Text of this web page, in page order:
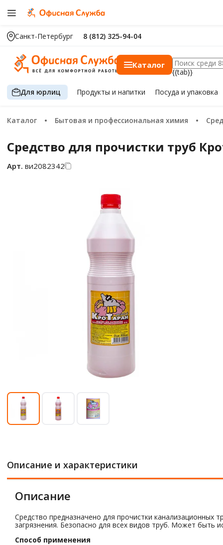
Санкт-Петербург 8 (812) 325-94-04
Каталог
{{tab}}
Для юрлиц Продуктыи напитки Посуда и упаковка
Каталог Бытовая и профессиональная химия
Средство для прочистки труб
Арт. ви2082342
Описание и характеристики
Описание
Средство предназначено для прочистки канализационных
загрязнения. Безопасно для всех видов труб. Может быть
Способ применения